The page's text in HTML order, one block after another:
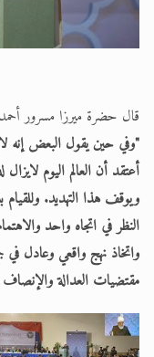
قال حضرة ميرزا مسرور
"وفي حين يقول البعض إنه
أعتقد أن العالم اليوم
ويوقف هذا التهديد.
النظر في اتجاه واحد
واتخاذ نهج واقعي وعادل في
مقتضيات العدالة والإنصاف